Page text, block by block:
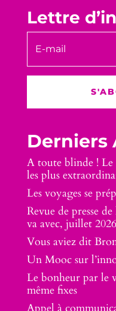
Lettre
Derniers
A toute blinde ! Le
les plus
Les voyages se
Revue de presse
va avec, juillet 2026
Vous aviez dit
Un Mooc sur
Le bonheur par le
même fixes